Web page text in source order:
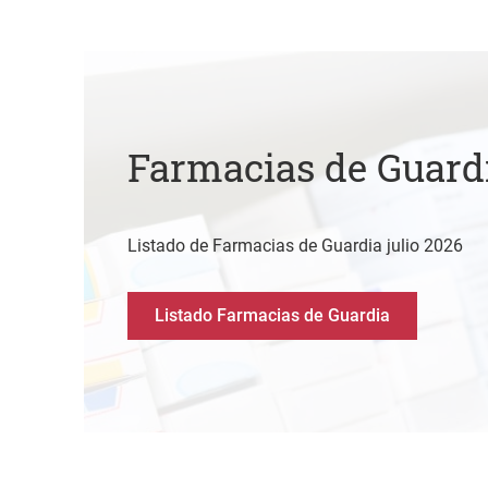
Farmacias de
Listado de Farmacias de Guardia julio 2026
Listado Farmacias de Guardia